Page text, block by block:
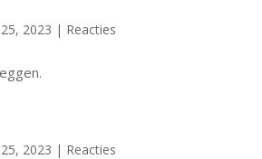
2023 | Reacties
2023 | Reacties